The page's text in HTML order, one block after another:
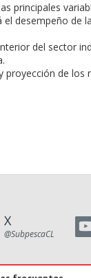
principales
el desempeño de la
del sector
proyección de los
X
@SubpescaCL